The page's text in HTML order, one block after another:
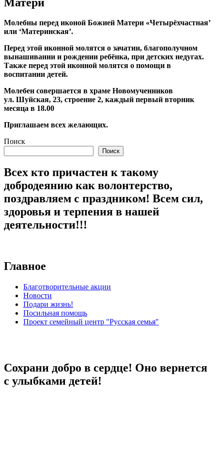
Молебны перед иконой Божией Матери «Четырёхчастная’
или ‘Материнская’.
Перед этой иконной молятся о зачатии, благополучном
вынашивании и рождении ребёнка, при детских недугах.
Также перед этой иконной молятся о помощи в
воспитании детей.
Молебен совершается в храме Новомученников
ул. Шуйская, 23, строение 2, каждый первый вторник
месяца в 18.00
Приглашаем всех желающих.
Поиск
Поиск
Всех кто причастен к такому
добродеянию как волонтерство,
поздравляем с праздником! Всем сил,
здоровья и терпения в нашей
деятельности!!!
Главное
Благотворительные акции
Новости
Подари жизнь!
Посильная помощь
Проект семейный центр "Русская семья"
Сохрани добро в сердце! Оно вернется
с улыбками детей!